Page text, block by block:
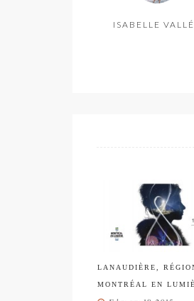
ISABELLE
LANAUDIÈRE, RÉGION INVITÉE DE
MONTRÉAL EN LUMIÈRE